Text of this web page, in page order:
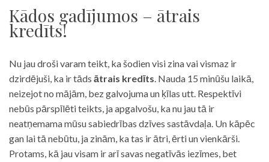
Kādos gadījumos – ātrais
kredīts!
Nu jau droši varam teikt, ka šodien visi zina vai vismaz ir
dzirdējuši, ka ir tāds ātrais kredīts. Nauda 15 minūšu laikā,
neizejot no mājām, bez galvojuma un ķīlas utt. Respektīvi
nebūs pārspīlēti teikts, ja apgalvošu, ka nu jau tā ir
neatņemama mūsu sabiedrības dzīves sastāvdaļa. Un kāpēc
gan lai tā nebūtu, ja zinām, ka tas ir ātri, ērti un vienkārši.
Protams, kā jau visam ir arī savas negatīvās iezīmes, bet